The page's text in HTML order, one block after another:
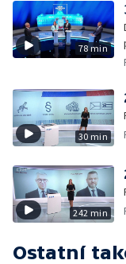
78 min
30 min
242 min
Ostatní